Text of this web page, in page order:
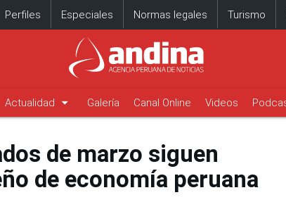
Perfiles Especiales Normas legales Turismo
Actualidad arrow_drop_down Galería Canal Online Videos
de marzo siguen
de economía peruana